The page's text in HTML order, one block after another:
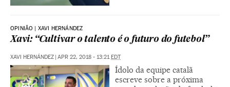
OPINIÃO | XAVI HERNÁNDEZ
Xavi: “Cultivar o talento é o futuro do futebol”
XAVI HERNÁNDEZ | APR 22, 2018 - 13:21EDT
Ídolo da equipe catalã
escreve sobre a próxima